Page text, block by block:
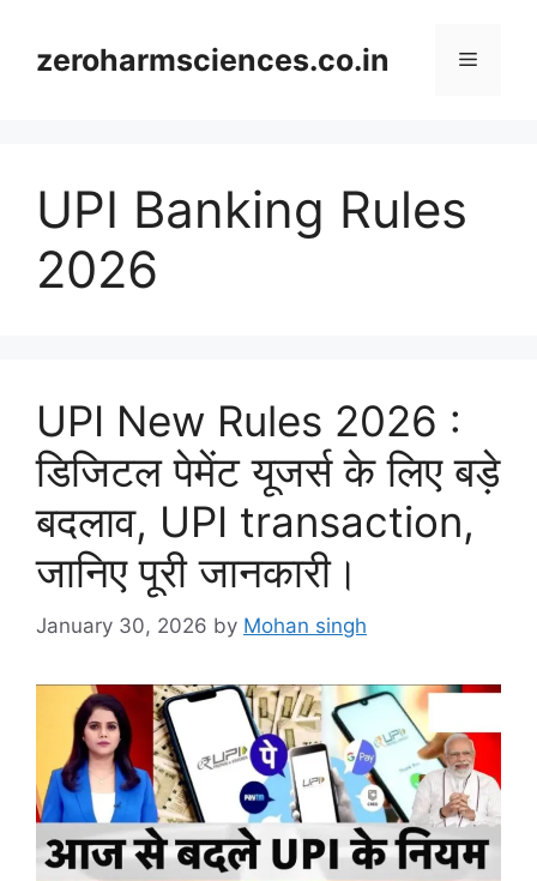
contentzeroharmsciences.co.in Menu
UPI Banking Rules
2026
UPI New Rules 2026 :
डिजिटल पेमेंट यूजर्स के लिए बड़े
बदलाव, UPI transaction,
जानिए पूरी जानकारी।
January 30, 2026 by Mohan singh